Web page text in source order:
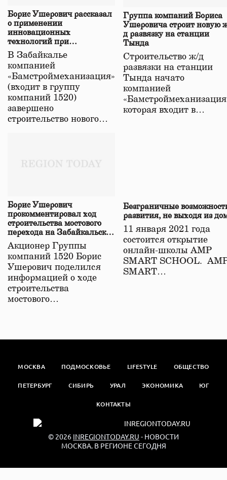
Борис Ушерович рассказал
о применении
инновационных
технологий при
строительстве нового моста
в Забайкалье
В Забайкалье
компанией
«Бамстроймеханизация»
(входит в группу
компаний 1520)
завершено
строительство нового…
Группа компаний Бориса
Ушеровича строит новую
д развязку на станции
Тында
Строительство ж/д
развязки на станции
Тында начато
компанией
которая входит в…
Борис Ушерович
прокомментировал ход
строительства мостового
перехода на Забайкальской
железной дороге
Акционер Группы
компаний 1520 Борис
Ушерович поделился
информацией о ходе
строительства
мостового…
Безграничные
развития, не выходя из
11 января 2021 года
состоится открытие
онлайн-школы АМР
SMART SCHOOL.
SMART…
МОСКВА ПОДМОСКОВЬЕ LIFESTYLE ОБЩЕСТВО
ПЕТЕРБУРГ СИБИРЬ УРАЛ ЭКОНОМИКА ЮГ
КОНТАКТЫ
© 2026 INREGIONTODAY.RU - НОВОСТИ
МОСКВА. В РЕГИОНЕ СЕГОДНЯ